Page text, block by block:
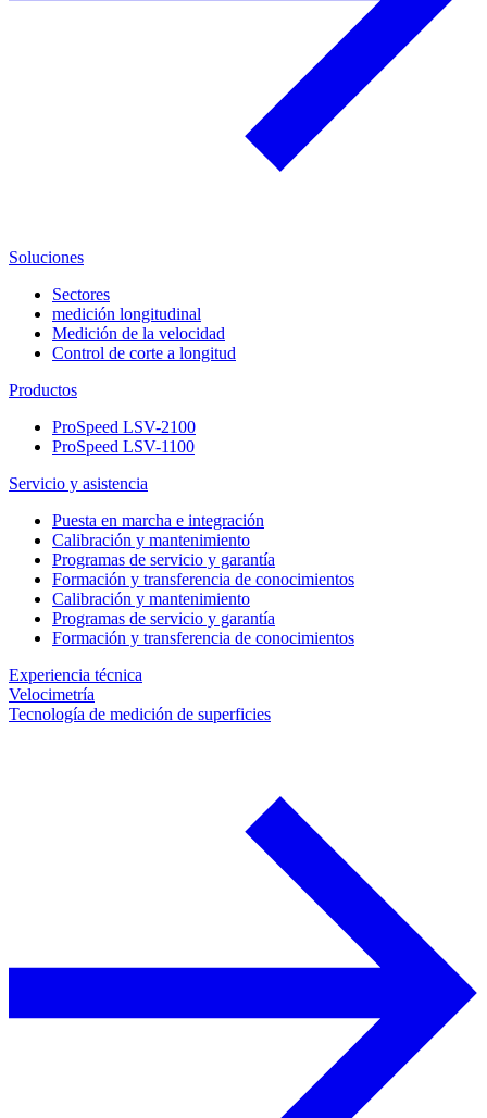
Soluciones
Sectores
medición longitudinal
Medición de la velocidad
Control de corte a longitud
Productos
ProSpeed LSV-2100
ProSpeed LSV-1100
Servicio y asistencia
Puesta en marcha e integración
Calibración y mantenimiento
Programas de servicio y garantía
Formación y transferencia de conocimientos
Calibración y mantenimiento
Programas de servicio y garantía
Formación y transferencia de conocimientos
Experiencia técnica
Velocimetría
Tecnología de medición de superficies